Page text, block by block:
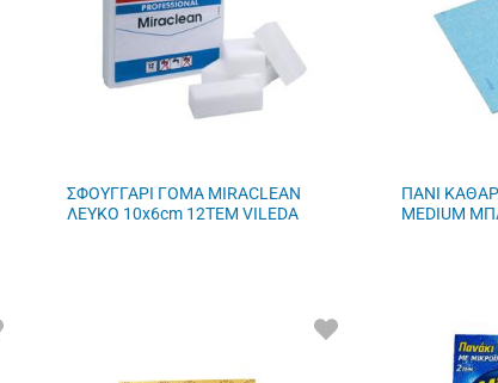
ΣΦΟΥΓΓΑΡΙ ΓΟΜΑ MIRACLEAN
ΛΕΥΚΟ 10x6cm 12ΤΕΜ VILEDA
ΠΑΝΙ
MEDIUM
ΠΡΟΣΘΗΚΗ